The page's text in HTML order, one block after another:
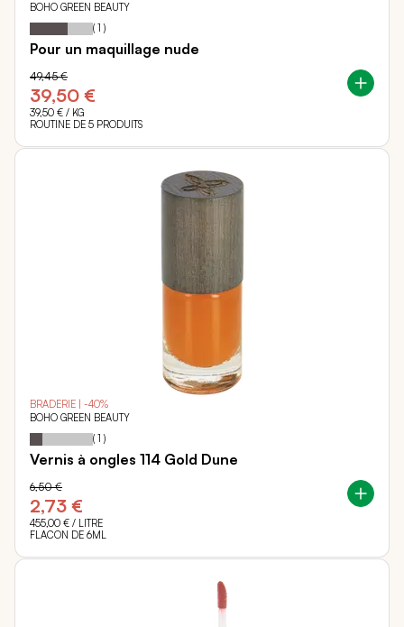
BOHO GREEN BEAUTY
Notation: 60
% of
( 1 )
Pour un maquillage nude
39,50 €
49,45 €
39,50 € / KG
ROUTINE DE 5 PRODUITS
BRADERIE | -40%
BOHO GREEN BEAUTY
Notation: 20
% of
( 1 )
Vernis à ongles 114 Gold Dune
2,73 €
6,50 €
455,00 € / LITRE
FLACON DE 6ML